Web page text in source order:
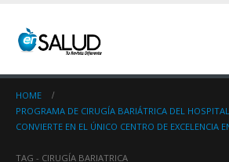
HOME
PROGRAMA DE CIRUGÍA BARIÁTRICA DEL
CONVIERTE EN EL ÚNICO CENTRO DE EXCELENCIA
TAG - CIRUGÍA BARIATRICA